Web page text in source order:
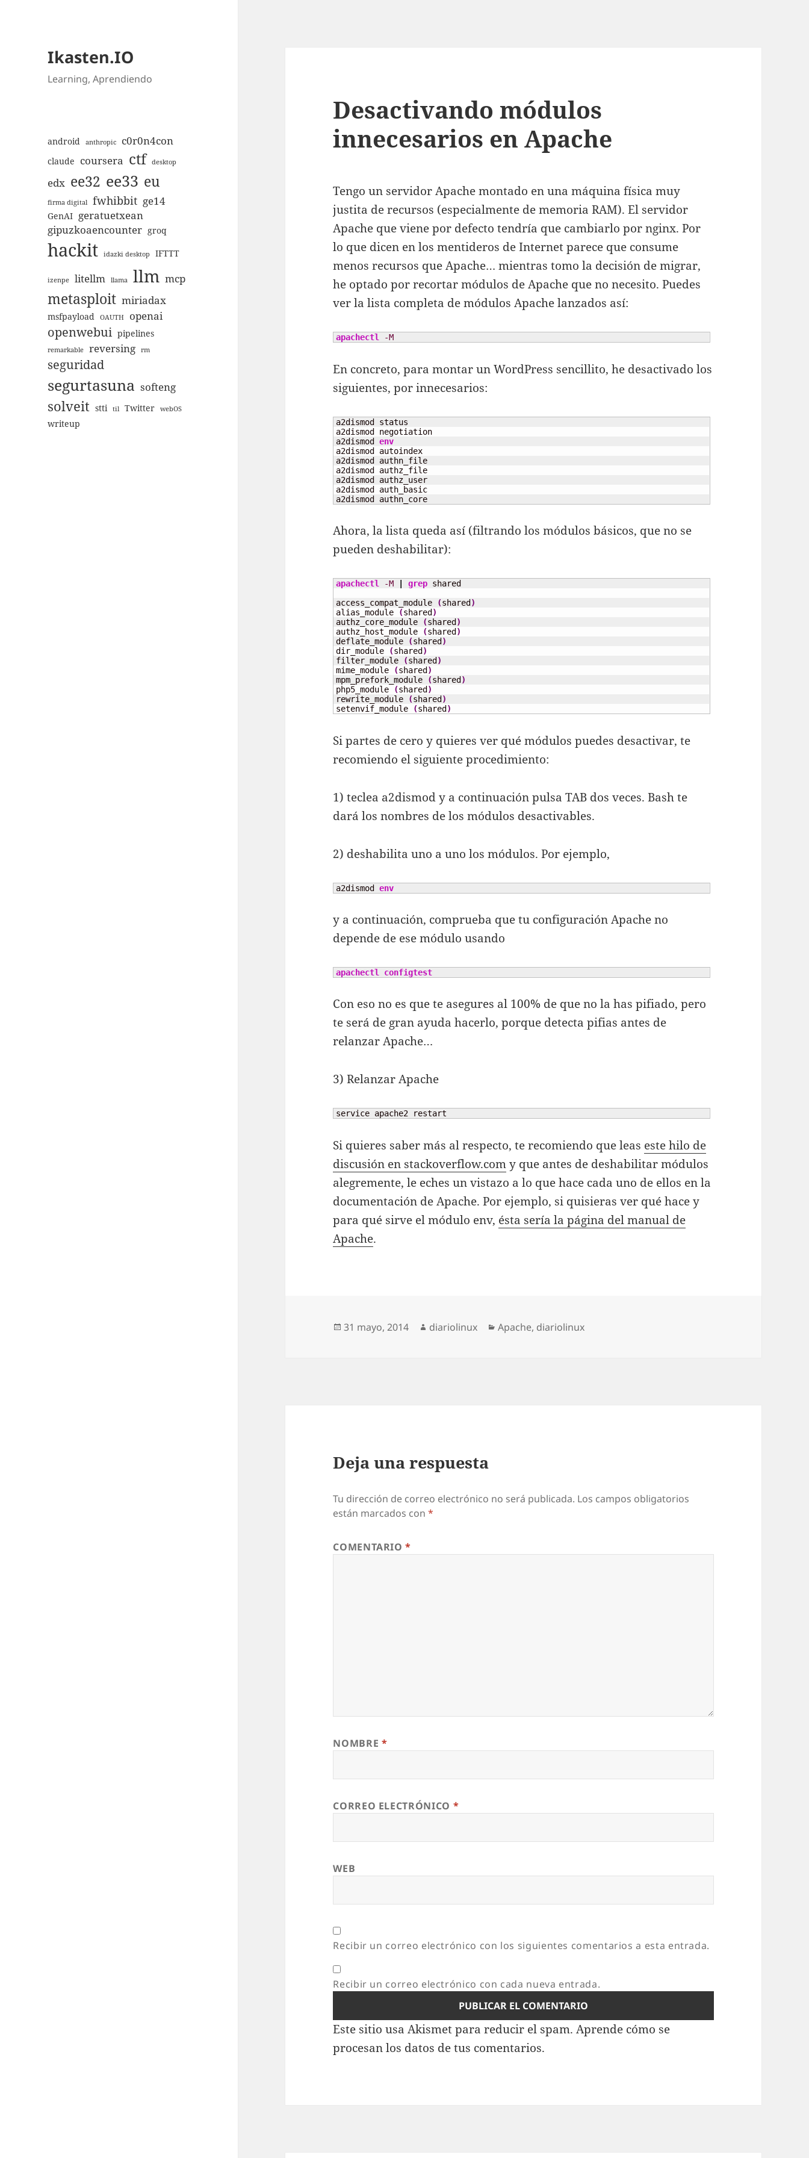
Ikasten.IO
Learning, Aprendiendo
android anthropic c0r0n4con
claude coursera ctf desktop
edx ee32 ee33 eu
firma digital fwhibbit ge14
GenAI geratuetxean
gipuzkoaencounter groq
hackit idazki desktop IFTTT
izenpe litellm llama llm mcp
metasploit miriadax
msfpayload OAUTH openai
openwebui pipelines
remarkable reversing rm
seguridad
segurtasuna softeng
solveit stti til Twitter webOS
writeup
Desactivando módulos
innecesarios en Apache
Tengo un servidor Apache montado en una máquina física muy
justita de recursos (especialmente de memoria RAM). El servidor
Apache que viene por defecto tendría que cambiarlo por nginx. Por
lo que dicen en los mentideros de Internet parece que consume
menos recursos que Apache… mientras tomo la decisión de migrar,
he optado por recortar módulos de Apache que no necesito. Puedes
ver la lista completa de módulos Apache lanzados así:
apachectl -M
En concreto, para montar un WordPress sencillito, he desactivado los
siguientes, por innecesarios:
a2dismod status
a2dismod negotiation
a2dismod env
a2dismod autoindex
a2dismod authn_file
a2dismod authz_file
a2dismod authz_user
a2dismod auth_basic
a2dismod authn_core
Ahora, la lista queda así (filtrando los módulos básicos, que no se
pueden deshabilitar):
apachectl -M grep shared
access_compat_module
(shared )
alias_module
(shared )
authz_core_module
(shared )
authz_host_module
(shared )
deflate_module
(shared )
dir_module
(shared )
filter_module
(shared )
mime_module
(shared )
mpm_prefork_module
(shared )
php5_module
(shared )
rewrite_module
(shared )
setenvif_module
(shared )
Si partes de cero y quieres ver qué módulos puedes desactivar, te
recomiendo el siguiente procedimiento:
1) teclea a2dismod y a continuación pulsa TAB dos veces. Bash te
dará los nombres de los módulos desactivables.
2) deshabilita uno a uno los módulos. Por ejemplo,
a2dismod env
y a continuación, comprueba que tu configuración Apache no
depende de ese módulo usando
apachectl configtest
Con eso no es que te asegures al 100% de que no la has pifiado, pero
te será de gran ayuda hacerlo, porque detecta pifias antes de
relanzar Apache…
3) Relanzar Apache
service apache2 restart
Si quieres saber más al respecto, te recomiendo que leas este hilo de
discusión en stackoverflow.comy que antes de deshabilitar módulos
alegremente, le eches un vistazo a lo que hace cada uno de ellos en la
documentación de Apache. Por ejemplo, si quisieras ver qué hace y
para qué sirve el módulo env, ésta sería la página del manual de
Apache.
Publicado
31 mayo, 2014 Autor
diariolinux Categorías
Apache, diariolinux
Deja una respuesta
Tu dirección de correo electrónico no será publicada. Los campos obligatorios
están marcados con*
COMENTARIO*
NOMBRE *
CORREO ELECTRÓNICO *
WEB
Recibir un correo electrónico con los siguientes comentarios a esta entrada.
Recibir un correo electrónico con cada nueva entrada.
Este sitio usa Akismet para reducir el spam.Aprende cómo se
procesan los datos de tus comentarios.